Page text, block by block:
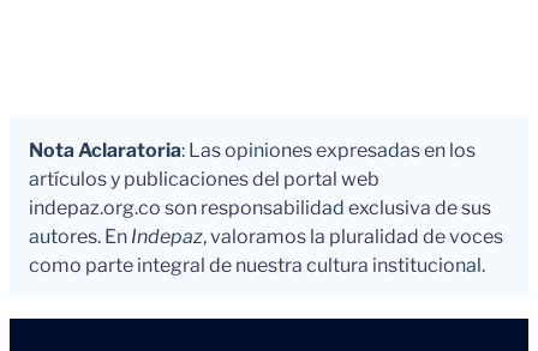
Nota Aclaratoria: Las opiniones expresadas en los
artículos y publicaciones del portal web
indepaz.org.co son responsabilidad exclusiva de sus
autores. En Indepaz, valoramos la pluralidad de voces
como parte integral de nuestra cultura institucional.